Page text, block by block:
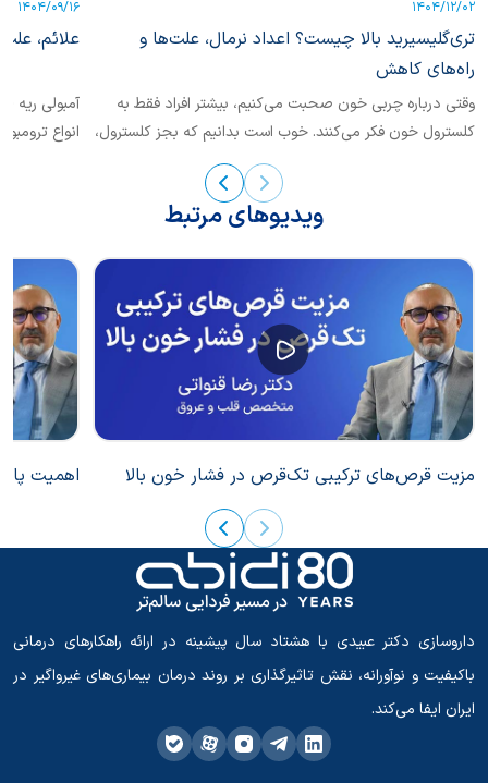
1404/12/02
تری‌گلیسیرید بالا چیست؟ اعداد نرمال، علت‌ها و
راه‌های کاهش
وقتی درباره چربی خون صحبت می‌کنیم، بیشتر افراد فقط به
کلسترول خون فکر می‌کنند. خوب است بدانیم که بجز کلسترول،
یکی دیگر از انواع چربی خون نیز حائز اهمیت است که
1404/09/16
علائم،
انواع
ویدیوهای مرتبط
مزیت قرص‌های ترکیبی تک‌قرص در فشار خون بالا اهمیت
داروسازی دکتر عبیدی با هشتاد سال پیشینه در ارائه راهکارهای درمانی
باکیفیت و نوآورانه، نقش تاثیرگذاری بر روند درمان بیماری‌های غیرواگیر در
ایران ایفا می‌کند.